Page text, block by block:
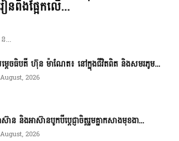
ពឹងផ្អែកលើ...
...
តេចធិបតី ហ៊ុន ម៉ាណែត៖ នៅក្នុងជីវិតពិត និងសមរភូម...
2026
ាន និងអាស៊ានបូកបីប្តេជ្ញាចិត្តរួមគ្នាកសាងមុខងា...
2026